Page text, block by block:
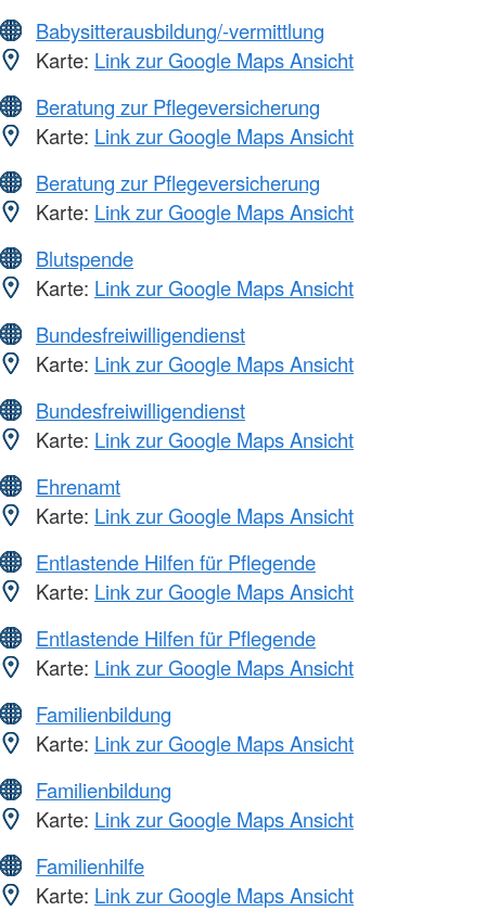
Babysitterausbildung/-vermittlung
Karte: Link zur Google Maps Ansicht
Beratung zur Pflegeversicherung
Karte: Link zur Google Maps Ansicht
Beratung zur Pflegeversicherung
Karte: Link zur Google Maps Ansicht
Blutspende
Karte: Link zur Google Maps Ansicht
Bundesfreiwilligendienst
Karte: Link zur Google Maps Ansicht
Bundesfreiwilligendienst
Karte: Link zur Google Maps Ansicht
Ehrenamt
Karte: Link zur Google Maps Ansicht
Entlastende Hilfen für Pflegende
Karte: Link zur Google Maps Ansicht
Entlastende Hilfen für Pflegende
Karte: Link zur Google Maps Ansicht
Familienbildung
Karte: Link zur Google Maps Ansicht
Familienbildung
Karte: Link zur Google Maps Ansicht
Familienhilfe
Karte: Link zur Google Maps Ansicht